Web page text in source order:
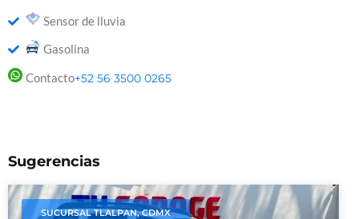
Sensor de lluvia
Gasolina
Contacto+52 56 3500 0265
Sugerencias
SUCURSAL TLALPAN, CDMX